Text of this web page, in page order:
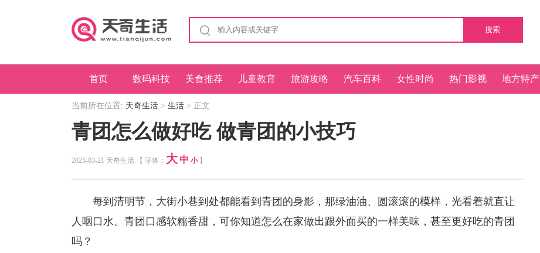
搜索
首页 数码科技 美食推荐 儿童教育 旅游攻略 汽车百科 女性时尚 热门影视 地方特产
当前所在位置: 天奇生活 > 生活 > 正文
青团怎么做好吃 做青团的小技巧
2025-03-21 天奇生活 【 字体： 大 中 小】
每到清明节，大街小巷到处都能看到青团的身影，那绿油油、圆滚滚的模样，光看着就直让
人咽口水。青团口感软糯香甜，可你知道怎么在家做出跟外面买的一样美味，甚至更好吃的青团
吗？